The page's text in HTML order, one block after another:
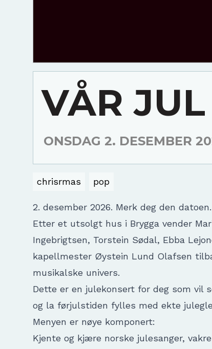
VÅR JUL
ONSDAG 2. DESEMBER
chrisrmas pop
2. desember 2026. Merk deg den
Etter et utsolgt hus i Brygga vender
Ingebrigtsen, Torstein Sødal, Ebba
kapellmester Øystein Lund Olafsen
musikalske univers.
Dette er en julekonsert for deg som vil
og la førjulstiden fylles med ekte
Menyen er nøye komponert:
Kjente og kjære norske julesanger,